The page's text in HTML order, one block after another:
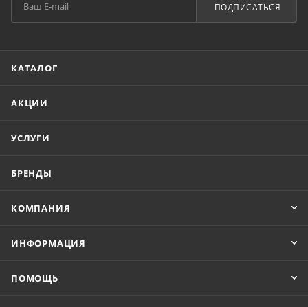
ПОДПИСАТЬСЯ
КАТАЛОГ
АКЦИИ
УСЛУГИ
БРЕНДЫ
КОМПАНИЯ
ИНФОРМАЦИЯ
ПОМОЩЬ